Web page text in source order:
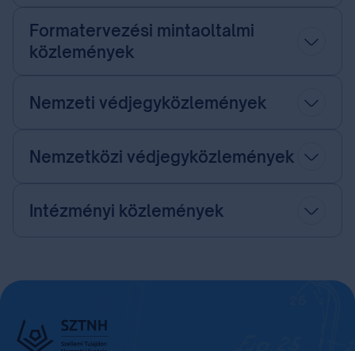
Formatervezési mintaoltalmi
közlemények
Nemzeti védjegyközlemények
Nemzetközi védjegyközlemények
Intézményi közlemények